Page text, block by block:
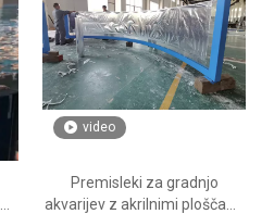
video
Premisleki za gradnjo
akvarijev z akrilnimi ploščami